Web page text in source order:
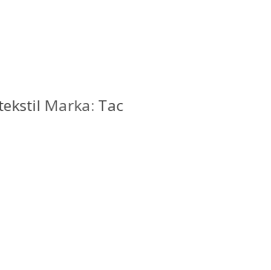
Marka: Tac